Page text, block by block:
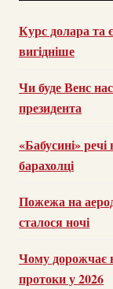
Курс долара та
вигідніше
Чи буде Венс
президента
«Бабусині»
барахолці
Пожежа на
сталося ночі
Чому дорожчає
протоки у 2026